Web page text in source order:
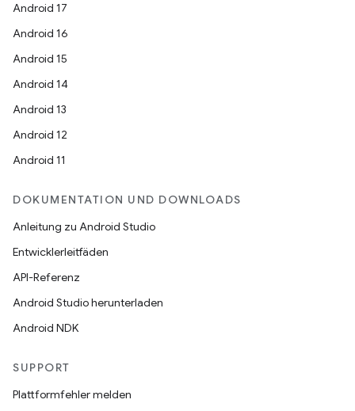
Android 17
Android 16
Android 15
Android 14
Android 13
Android 12
Android 11
DOKUMENTATION UND DOWNLOADS
Anleitung zu Android Studio
Entwicklerleitfäden
API-Referenz
Android Studio herunterladen
Android NDK
SUPPORT
Plattformfehler melden